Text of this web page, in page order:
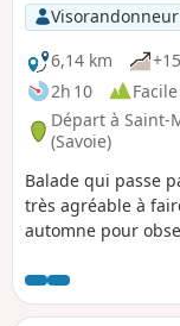
marches, sur des
carte et
des Glaciers et
dernier.Application
Visorandonneur
6,14 km
2h 10
Facile
Départ à Saint-
(Savoie)
Balade qui passe
très agréable à
automne pour